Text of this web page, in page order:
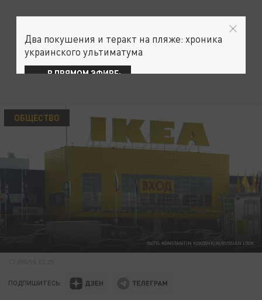
ФОТО: KONSTANTIN KOKOSHKIN/RUSSIAN LOOK
ОБЩЕСТВО
ПОДПИШИТЕСЬ:
Два покушения и теракт на пляже: хроника
украинского ультиматума
В ПРЯМОМ ЭФИРЕ: